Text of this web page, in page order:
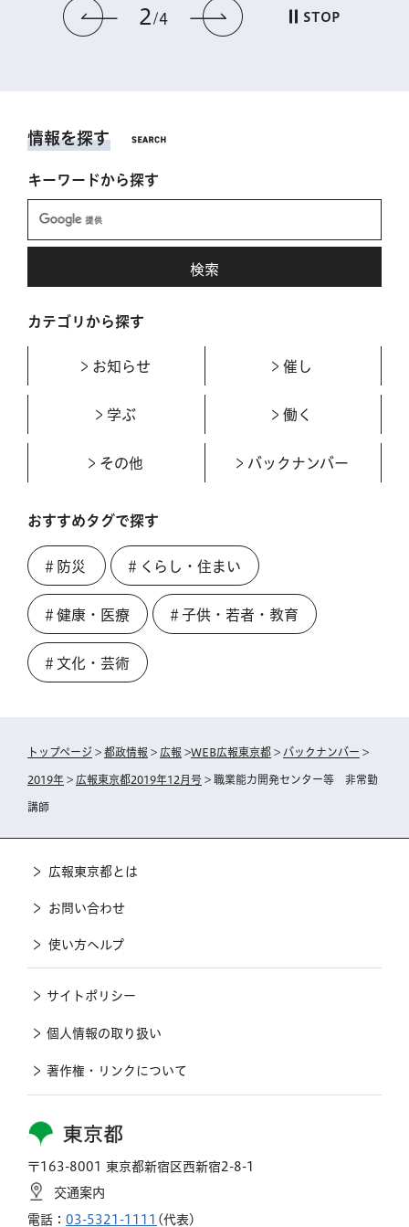
前のスライドを表示
2 4 次のスライドを表
STOP
情報を探す
キーワードから探す
カテゴリから探す
お知らせ 催し
学ぶ 働く
その他 バックナンバー
おすすめタグで探す
＃防災 ＃くらし・住まい
＃健康・医療 ＃子供・若者・教育
＃文化・芸術
トップページ > 都政情報 > 広報 >WEB広報東京都 > バックナンバー >
2019年 > 広報東京都2019年12月号 > 職業能力開発センター等 非常勤
講師
東京都
〒163-8001 東京都新宿区西新宿2-8-1
交通案内
電話： 03-5321-1111 (代表)
広報東京都とは
お問い合わせ
使い方ヘルプ
サイトポリシー
個人情報の取り扱い
著作権・リンクについて